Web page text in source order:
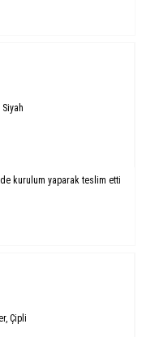
kurulum yaparak teslim etti
Çipli